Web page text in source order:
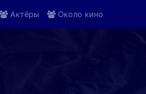
Актёры Около кино